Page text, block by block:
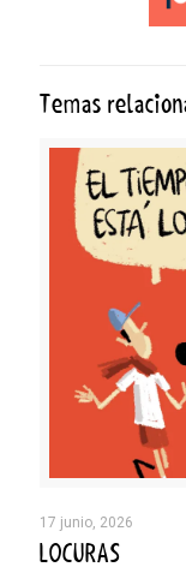
Temas
17 junio, 2026
LOCURAS